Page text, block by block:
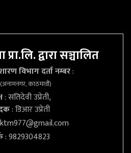
द्वारा सञ्चालित
विभाग दर्ता नम्बर:
(अनामनगर, काठमाडौं)
: सतिदेवी उप्रेती,
: डिआर उप्रेती
: 9829304823